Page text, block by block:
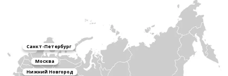
Санкт-Петербург
Москва
Нижний Новгород